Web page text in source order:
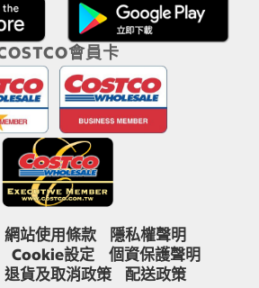
會員卡
網站使用條款
隱私權聲明
Cookie設定
個資保護聲明
退貨及取消政策 配送政策